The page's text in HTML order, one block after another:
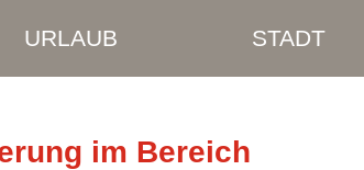
URLAUB STADT
im Bereich